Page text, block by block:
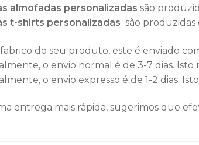
almofadas personalizadas são
t-shirts personalizadas são produzidas
do seu produto, este é enviado
o envio normal é de 3-7 dias.
o envio expresso é de 1-2 dias.
entrega mais rápida, sugerimos que